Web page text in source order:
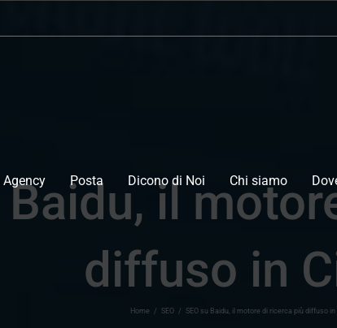
Agency Posta Dicono di Noi Chi siamo
Baidu, il
diffuso in
Home / SEO / SEO su Baidu, il motore di ricerca più diffuso in